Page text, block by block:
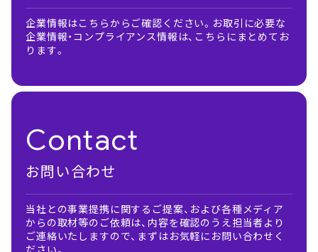
企業情報はこちらからご確認ください。お取引に必要な
企業情報・コンプライアンス情報は、こちらにまとめてお
ります。
Contact
お問い合わせ
当社との事業提携に関するご提案、および各種メディア
からの取材等のご依頼は、内容を確認のうえ担当者より
ご連絡いたしますので、まずはお気軽にお問い合わせく